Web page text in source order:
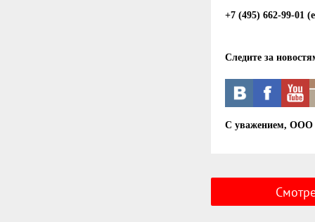
+7 (495) 662-99-01
Следите за
С уважением, ООО